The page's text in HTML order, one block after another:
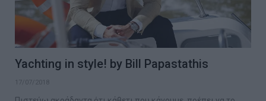
Yachting in style! by Bill Papastathis
17/07/2018